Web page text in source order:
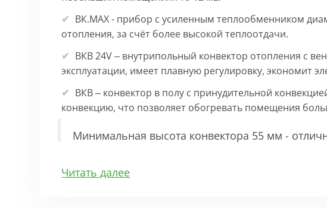
ВК.МАХ - прибор с усиленным теплообменником
отопления, за счёт более высокой теплоотдачи.
ВКВ 24V – внутрипольный конвектор отопления с
эксплуатации, имеет плавную регулировку, экономит
ВКВ – конвектор в полу с принудительной
конвекцию, что позволяет обогревать помещения
Минимальная высота конвектора 55 мм -
Особенности:
Читать далее